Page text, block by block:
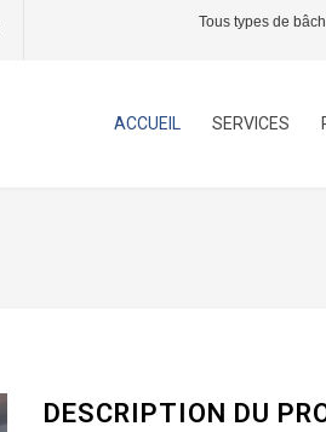
Tous types de
ACCUEIL SERVICES
DESCRIPTION DU